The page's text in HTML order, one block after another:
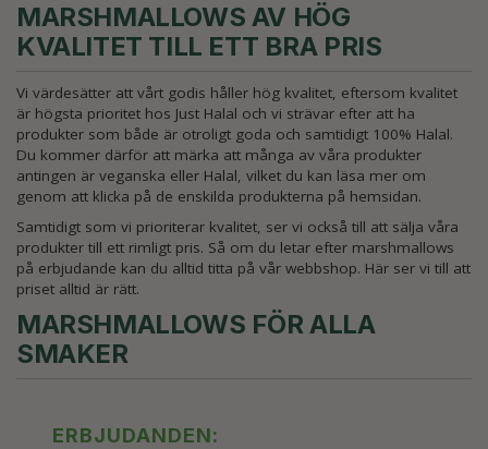
MARSHMALLOWS AV HÖG
KVALITET TILL ETT BRA PRIS
Vi värdesätter att vårt godis håller hög kvalitet, eftersom kvalitet
är högsta prioritet hos Just Halal och vi strävar efter att ha
produkter som både är otroligt goda och samtidigt 100% Halal.
Du kommer därför att märka att många av våra produkter
antingen är veganska eller Halal, vilket du kan läsa mer om
genom att klicka på de enskilda produkterna på hemsidan.
Samtidigt som vi prioriterar kvalitet, ser vi också till att sälja våra
produkter till ett rimligt pris. Så om du letar efter marshmallows
på erbjudande kan du alltid titta på vår webbshop. Här ser vi till att
priset alltid är rätt.
MARSHMALLOWS FÖR ALLA
SMAKER
ERBJUDANDEN: